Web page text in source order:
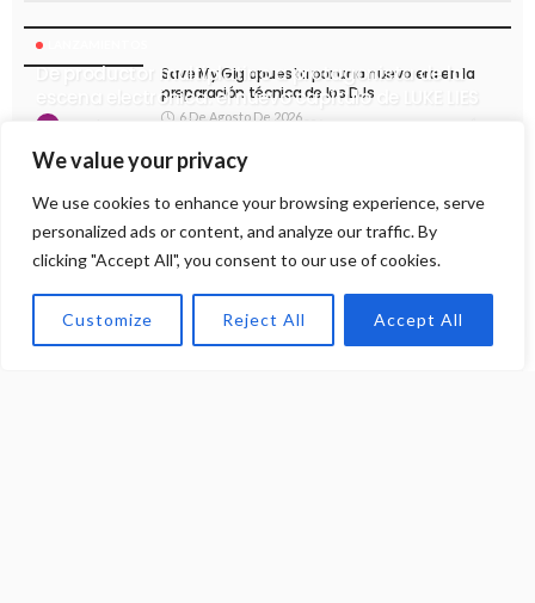
We value your privacy
We use cookies to enhance your browsing experience, serve
personalized ads or content, and analyze our traffic. By
clicking "Accept All", you consent to our use of cookies.
Customize Reject All Accept All
De productor multiplatino a protagonista de la
escena electrónica: el nuevo capítulo de LUKE LIES
Martin Meneses 7 De Agosto De 2026
Save My Gig apuesta por una nueva era en la
preparación técnica de los DJs
6 De Agosto De 2026
Argentina recibe a Set About Showcase, uno de
actual
6 De Agosto De 2026
emocional del Progressive Trance con su nuevo
sencillo «CLOSER»
5 De Agosto De 2026